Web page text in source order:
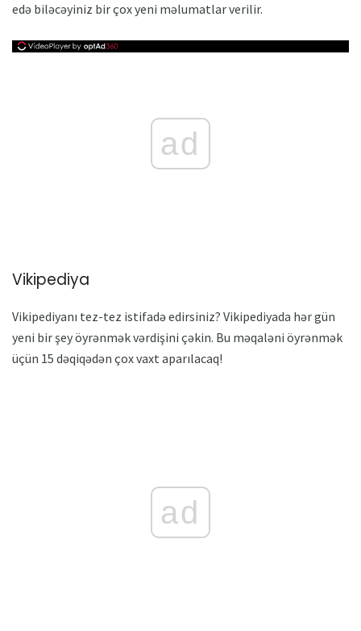
edə biləcəyiniz bir çox yeni məlumatlar verilir.
ad
Vikipediya
Vikipediyanı tez-tez istifadə edirsiniz? Vikipediyada hər gün
yeni bir şey öyrənmək vərdişini çəkin. Bu məqaləni öyrənmək
üçün 15 dəqiqədən çox vaxt aparılacaq!
ad